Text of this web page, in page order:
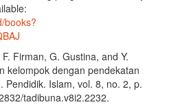
books?
Firman, G. Gustina, and Y.
kelompok dengan pendekatan
Pendidik. Islam, vol. 8, no. 2, p.
tadibuna.v8i2.2232.